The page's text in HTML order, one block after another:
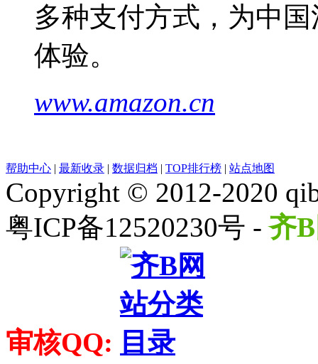
多种支付方式，为中
体验。
www.amazon.cn
帮助中心 | 最新收录 | 数据归档 | TOP排行榜 | 站点地图
Copyright © 2012-2020
粤ICP备12520230号 -齐
审核QQ: